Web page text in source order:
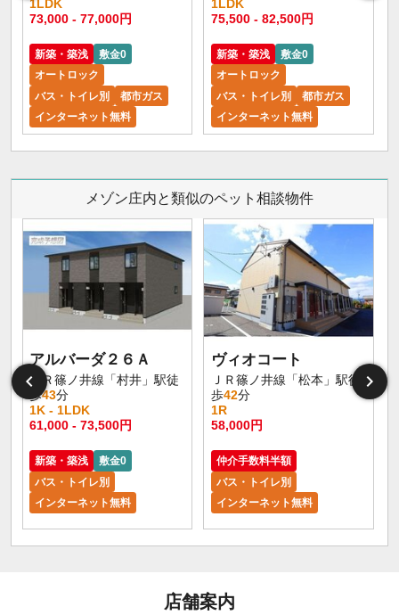
1LDK
73,000 - 77,000円
新築・築浅
敷金0
オートロック
バス・トイレ別
都市ガス
インターネット無料
1LDK
75,500 - 82,500円
新築・築浅
敷金0
オートロック
バス・トイレ別
都市ガス
インターネット無料
メゾン庄内と類似のペット相談物件
アルバーダ２６Ａ
ＪＲ篠ノ井線「村井」駅徒
歩43分
1K - 1LDK
61,000 - 73,500円
新築・築浅
敷金0
バス・トイレ別
インターネット無料
ヴィオコート
ＪＲ篠ノ井線「松本」駅徒
歩42分
1R
58,000円
仲介手数料半額
バス・トイレ別
インターネット無料
店舗案内